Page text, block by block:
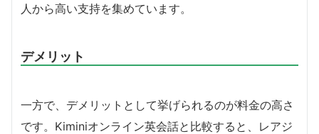
人から高い支持を集めています。
デメリット
一方で、デメリットとして挙げられるのが料金の高さ
です。Kiminiオンライン英会話と比較すると、レアジ